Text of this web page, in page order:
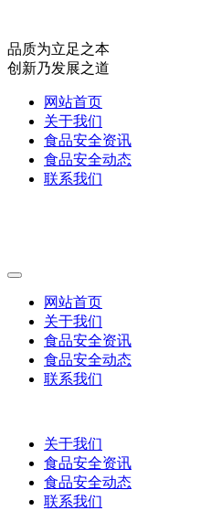
品质为立足之本
创新乃发展之道
网站首页
关于我们
食品安全资讯
食品安全动态
联系我们
网站首页
关于我们
食品安全资讯
食品安全动态
联系我们
关于我们
食品安全资讯
食品安全动态
联系我们